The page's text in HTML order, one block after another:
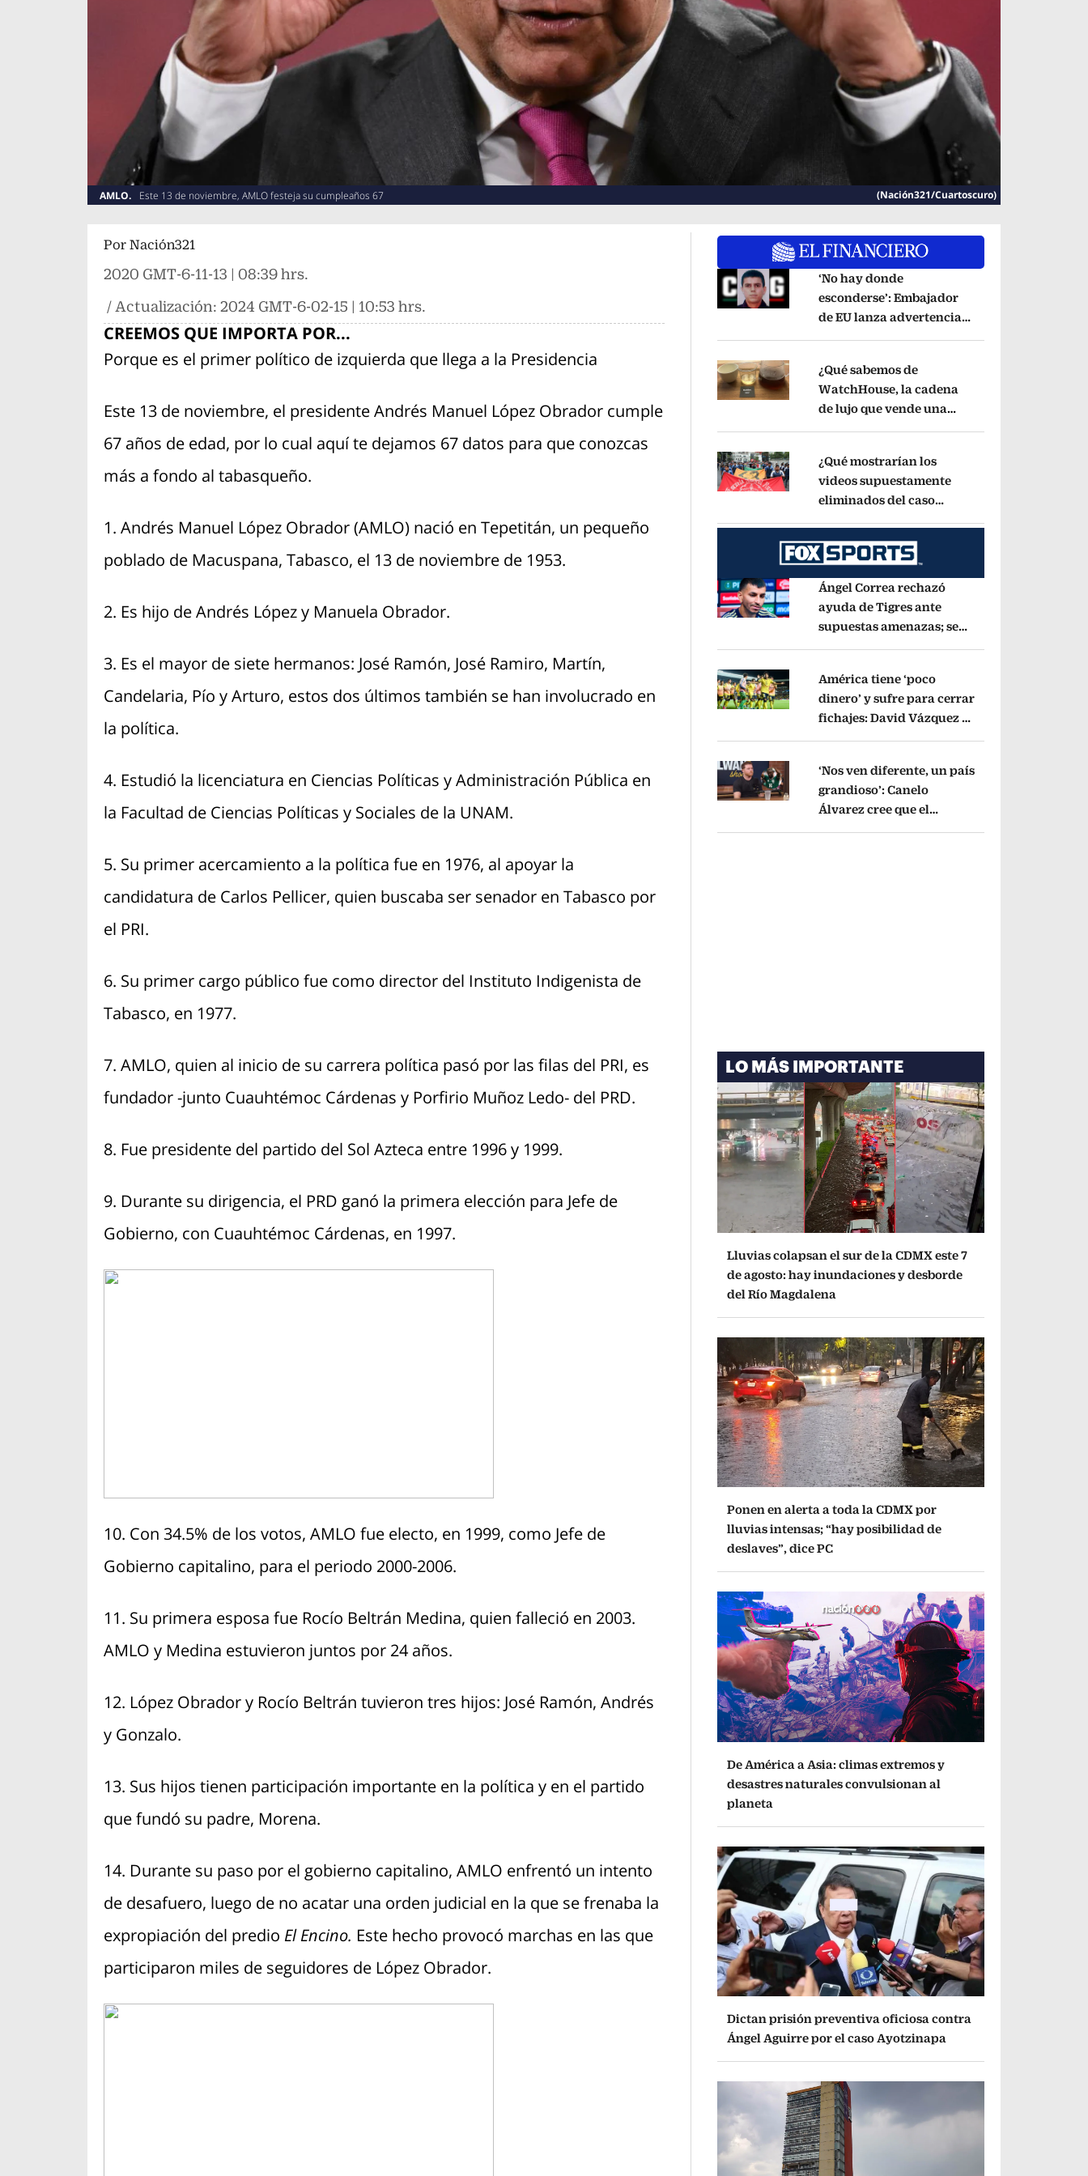
AMLO. Este 13 de noviembre, AMLO festeja su cumpleaños 67 (Nación321/Cuartoscuro)
Por Nación321
2020 GMT-6-11-13 | 08:39 hrs.
/ Actualización: 2024 GMT-6-02-15 | 10:53 hrs.
CREEMOS QUE IMPORTA POR...
Porque es el primer político de izquierda que llega a la Presidencia
Este 13 de noviembre, el presidente Andrés Manuel López Obrador cumple
67 años de edad, por lo cual aquí te dejamos 67 datos para que conozcas
más a fondo al tabasqueño.
1. Andrés Manuel López Obrador (AMLO) nació en Tepetitán, un pequeño
poblado de Macuspana, Tabasco, el 13 de noviembre de 1953.
2. Es hijo de Andrés López y Manuela Obrador.
3. Es el mayor de siete hermanos: José Ramón, José Ramiro, Martín,
Candelaria, Pío y Arturo, estos dos últimos también se han involucrado en
la política.
4. Estudió la licenciatura en Ciencias Políticas y Administración Pública en
la Facultad de Ciencias Políticas y Sociales de la UNAM.
5. Su primer acercamiento a la política fue en 1976, al apoyar la
candidatura de Carlos Pellicer, quien buscaba ser senador en Tabasco por
el PRI.
6. Su primer cargo público fue como director del Instituto Indigenista de
Tabasco, en 1977.
7. AMLO, quien al inicio de su carrera política pasó por las filas del PRI, es
fundador -junto Cuauhtémoc Cárdenas y Porfirio Muñoz Ledo- del PRD.
8. Fue presidente del partido del Sol Azteca entre 1996 y 1999.
9. Durante su dirigencia, el PRD ganó la primera elección para Jefe de
Gobierno, con Cuauhtémoc Cárdenas, en 1997.
10. Con 34.5% de los votos, AMLO fue electo, en 1999, como Jefe de
Gobierno capitalino, para el periodo 2000-2006.
11. Su primera esposa fue Rocío Beltrán Medina, quien falleció en 2003.
AMLO y Medina estuvieron juntos por 24 años.
12. López Obrador y Rocío Beltrán tuvieron tres hijos: José Ramón, Andrés
y Gonzalo.
13. Sus hijos tienen participación importante en la política y en el partido
que fundó su padre, Morena.
14. Durante su paso por el gobierno capitalino, AMLO enfrentó un intento
de desafuero, luego de no acatar una orden judicial en la que se frenaba la
expropiación del predio El Encino. Este hecho provocó marchas en las que
participaron miles de seguidores de López Obrador.
Opens in new window
‘No hay donde
esconderse’: Embajador
de EU lanza advertencia
Opens in new window
¿Qué sabemos de
WatchHouse, la cadena
de lujo que vende una
Opens in new window
¿Qué mostrarían los
videos supuestamente
eliminados del caso
exintegrante del GIEI
Opens in new window
Ángel Correa rechazó
ayuda de Tigres ante
supuestas amenazas; se
Opens in new window
América tiene ‘poco
dinero’ y sufre para cerrar
fichajes: David Vázquez se
Opens in new window
‘Nos ven diferente, un país
grandioso’: Canelo
Álvarez cree que el
LO MÁS IMPORTANTE
Lluvias colapsan el sur de la CDMX este 7
de agosto: hay inundaciones y desborde
del Río Magdalena
Ponen en alerta a toda la CDMX por
lluvias intensas; “hay posibilidad de
deslaves”, dice PC
De América a Asia: climas extremos y
desastres naturales convulsionan al
planeta
Dictan prisión preventiva oficiosa contra
Ángel Aguirre por el caso Ayotzinapa